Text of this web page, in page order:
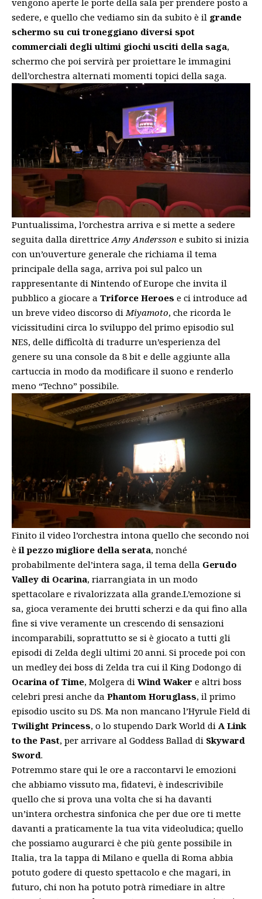
sedere, e quello che vediamo sin da subito è il grande
schermo su cui troneggiano diversi spot
commerciali degli ultimi giochi usciti della saga,
schermo che poi servirà per proiettare le immagini
dell’orchestra alternati momenti topici della saga.
Puntualissima, l’orchestra arriva e si mette a sedere
seguita dalla direttriceAmy Andersson e subito si inizia
con un’ouverture generale che richiama il tema
principale della saga, arriva poi sul palco un
rappresentante di Nintendo of Europe che invita il
pubblico a giocare a Triforce Heroes e ci introduce ad
un breve video discorso diMiyamoto, che ricorda le
vicissitudini circa lo sviluppo del primo episodio sul
NES, delle difficoltà di tradurre un’esperienza del
genere su una console da 8 bit e delle aggiunte alla
cartuccia in modo da modificare il suono e renderlo
meno “Techno” possibile.
Finito il video l’orchestra intona quello che secondo noi
èil pezzo migliore della serata, nonché
probabilmente del’intera saga, il tema della Gerudo
Valley di Ocarina, riarrangiata in un modo
spettacolare e rivalorizzata alla grande.L’emozione si
sa, gioca veramente dei brutti scherzi e da qui fino alla
fine si vive veramente un crescendo di sensazioni
incomparabili, soprattutto se si è giocato a tutti gli
episodi di Zelda degli ultimi 20 anni. Si procede poi con
un medley dei boss di Zelda tra cui il King Dodongo di
Ocarina of Time, Molgera di Wind Waker e altri boss
celebri presi anche da Phantom Horuglass, il primo
episodio uscito su DS. Ma non mancano l’Hyrule Field di
Twilight Princess, o lo stupendo Dark World di A Link
to the Past, per arrivare al Goddess Ballad di Skyward
Sword.
Potremmo stare qui le ore a raccontarvi le emozioni
che abbiamo vissuto ma, fidatevi, è indescrivibile
quello che si prova una volta che si ha davanti
un’intera orchestra sinfonica che per due ore ti mette
davanti a praticamente la tua vita videoludica; quello
che possiamo augurarci è che più gente possibile in
Italia, tra la tappa di Milano e quella di Roma abbia
potuto godere di questo spettacolo e che magari, in
futuro, chi non ha potuto potrà rimediare in altre